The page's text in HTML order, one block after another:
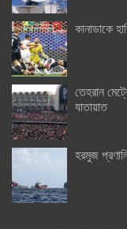
কানাডাকে
তেহরান
যাতায়াত
হরমুজ